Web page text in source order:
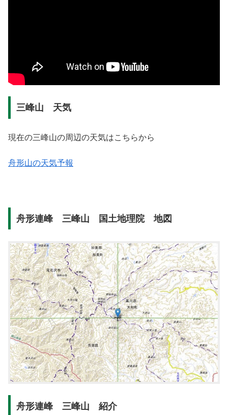
三峰山 天気
現在の三峰山の周辺の天気はこちらから
舟形山の天気予報
舟形連峰 三峰山 国土地理院 地図
舟形連峰 三峰山 紹介